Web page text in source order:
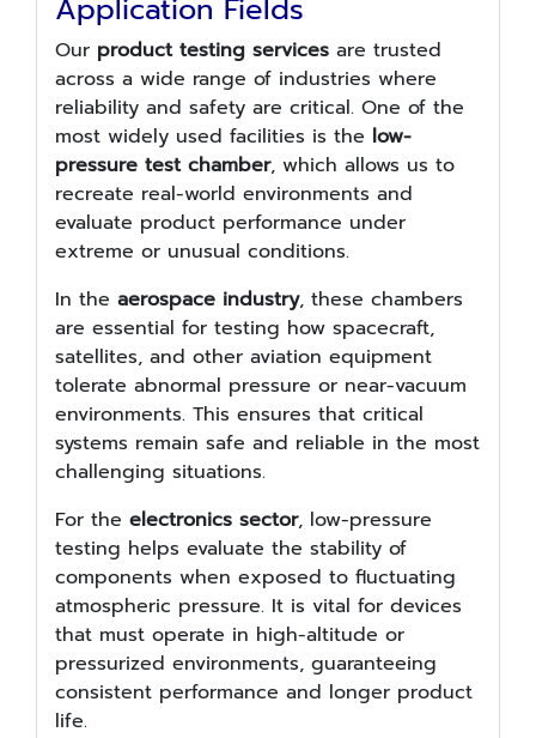
Application Fields
Our product testing services are trusted
across a wide range of industries where
reliability and safety are critical. One of the
most widely used facilities is the low-
pressure test chamber, which allows us to
recreate real-world environments and
evaluate product performance under
extreme or unusual conditions.
In the aerospace industry, these chambers
are essential for testing how spacecraft,
satellites, and other aviation equipment
tolerate abnormal pressure or near-vacuum
environments. This ensures that critical
systems remain safe and reliable in the most
challenging situations.
For the electronics sector, low-pressure
testing helps evaluate the stability of
components when exposed to fluctuating
atmospheric pressure. It is vital for devices
that must operate in high-altitude or
pressurized environments, guaranteeing
consistent performance and longer product
life.